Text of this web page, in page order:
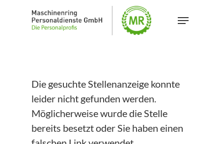
Menu
Die gesuchte Stellenanzeige konnte
leider nicht gefunden werden.
Möglicherweise wurde die Stelle
bereits besetzt oder Sie haben einen